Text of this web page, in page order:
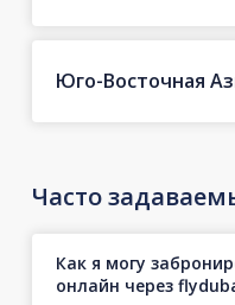
Юго-Восточная
Часто
Как я могу
онлайн через